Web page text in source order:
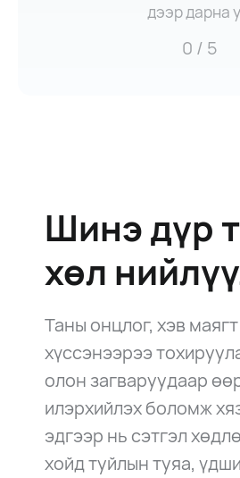
дээр дарна
0 / 5
Шинэ дүр
хөл
Таны онцлог, хэв
хүссэнээрээ
олон загваруудаар
илэрхийлэх боломж
эдгээр нь сэтгэл
хойд туйлын туяа,